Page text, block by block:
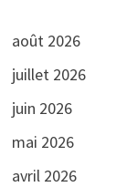
août 2026
juillet 2026
juin 2026
mai 2026
avril 2026